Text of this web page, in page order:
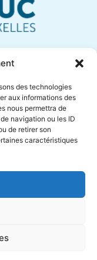
des technologies
aux informations des
nous permettra de
navigation ou les ID
de retirer son
caractéristiques